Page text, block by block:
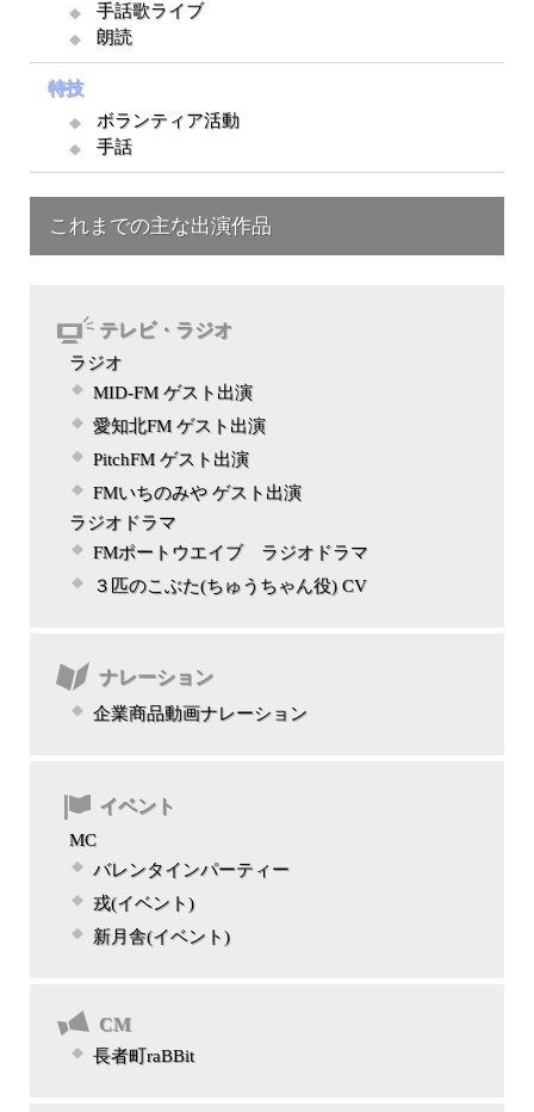
手話歌ライブ
朗読
特技
ボランティア活動
手話
これまでの主な出演作品
テレビ・ラジオ
ラジオ
MID-FM ゲスト出演
愛知北FM ゲスト出演
PitchFM ゲスト出演
FMいちのみや ゲスト出演
ラジオドラマ
FMポートウエイブ ラジオドラマ
３匹のこぶた(ちゅうちゃん役) CV
ナレーション
企業商品動画ナレーション
イベント
MC
バレンタインパーティー
戎(イベント)
新月舎(イベント)
CM
長者町raBBit